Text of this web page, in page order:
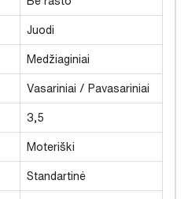
Juodi
Medžiaginiai
Vasariniai / Pavasariniai
3,5
Moteriški
Standartinė